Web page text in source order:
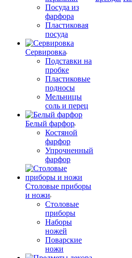
Посуда из
фарфора
Пластиковая
посуда
Сервировка
Подставки на
пробке
Пластиковые
подносы
Мельницы
соль и перец
Белый фарфор
Костяной
фарфор
Упрочненный
фарфор
Столовые приборы
и ножи
Столовые
приборы
Наборы
ножей
Поварские
ножи